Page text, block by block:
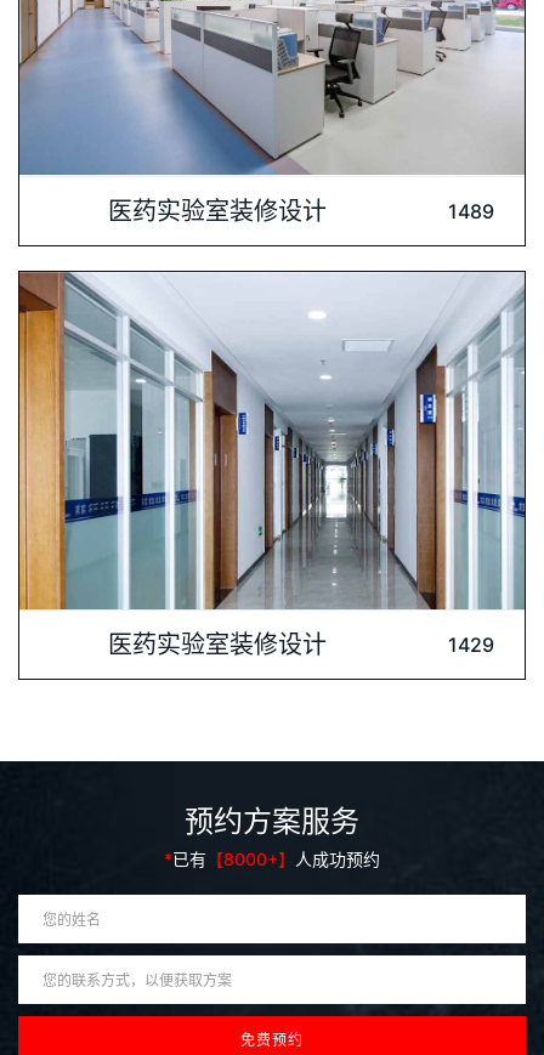
一体的综合性制药企业。现为上交所主板上市企业，具有三十多
以实力打造重点工程，分为2#、3#两栋建筑。2#楼地上为四
层，主要用途：特医检验及药品的中试生产。3#楼地上
医药实验室装修设计 1489
的全资控股子公司，主要从事香精香料、食品添加剂、营养品、
康、高效、环保”的企业使命与山东新和成药业“安全第一，
医药实验室装修设计 1429
预约方案服务
*已有 【8000+】 人成功预约